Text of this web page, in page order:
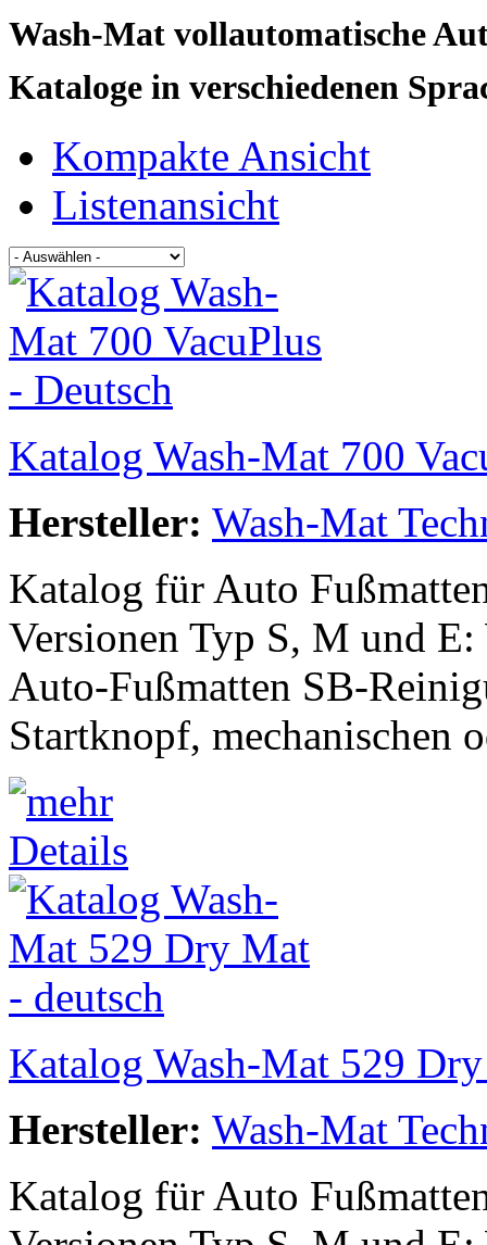
Wash-Mat vollautomatische
Kataloge in verschiedenen
Kompakte Ansicht
Listenansicht
Katalog Wash-Mat 700
Hersteller: Wash-Mat
Katalog für Auto
Versionen Typ S, M und
Auto-Fußmatten SB-
Startknopf, mechanischen
Katalog Wash-Mat 529
Hersteller: Wash-Mat
Katalog für Auto